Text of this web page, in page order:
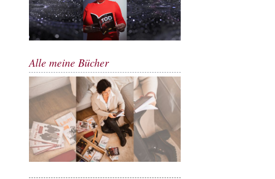
Alle meine Bücher